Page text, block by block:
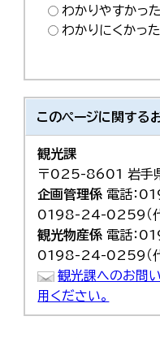
わかりやすかった
わかりにくかった
このページに関する
観光課
〒025-8601 岩手
企画管理係 電話：
0198-24-0259（代
観光物産係 電話：
0198-24-0259（代
観光課へのお問
用ください。